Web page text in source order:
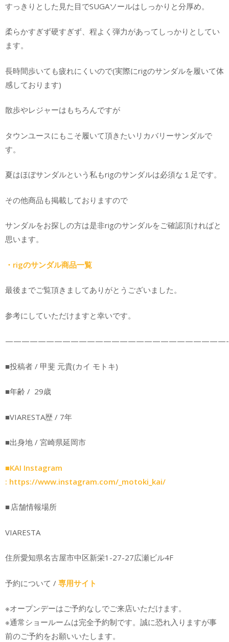
すっきりとした見た目でSUGAソールはしっかりと分厚め。
柔らかすぎず硬すぎず、程よく弾力があってしっかりとしてい
ます。
長時間歩いても疲れにくいので(実際にrigのサンダルを履いて体
感しております)
散歩やレジャーはもちろんですが
タウンユースにもこそ履いて頂きたいリカバリーサンダルで
す。
夏はほぼサンダルという私もrigのサンダルは必須な１足です。
その他商品も掲載しておりますので
サンダルをお探しの方は是非rigのサンダルをご確認頂ければと
思います。
・rigのサンダル商品一覧
最後までご覧頂きましてありがとうございました。
参考にしていただけますと幸いです。
———————————————————————————-
■投稿者 / 甲斐 元貴(カイ モトキ)
■年齢 / 29歳
■VIARESTA歴 / 7年
■出身地 / 宮崎県延岡市
■KAI Instagram
: https://www.instagram.com/_motoki_kai/
■ 店舗情報場所
VIARESTA
住所愛知県名古屋市中区新栄1-27-27広瀬ビル4F
予約について / 専用サイト
※オープンデーはご予約なしでご来店いただけます。
※通常ショールームは完全予約制です。誠に恐れ入りますが事
前のご予約をお願いいたします。